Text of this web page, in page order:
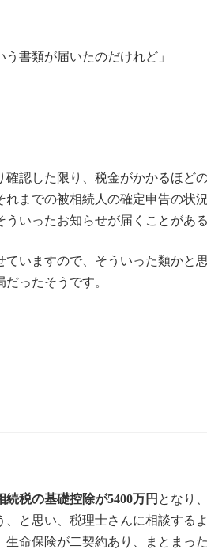
書類が届いたのだけれど」
認した限り、税金がかかるほど
までの被相続人の確定申告の状
いったお知らせが届くことがある
いますので、そういった類かと
ったそうです。
税の基礎控除が5400万円 となり
と思い、税理士さんに相談する
命保険が二契約あり、まとまっ